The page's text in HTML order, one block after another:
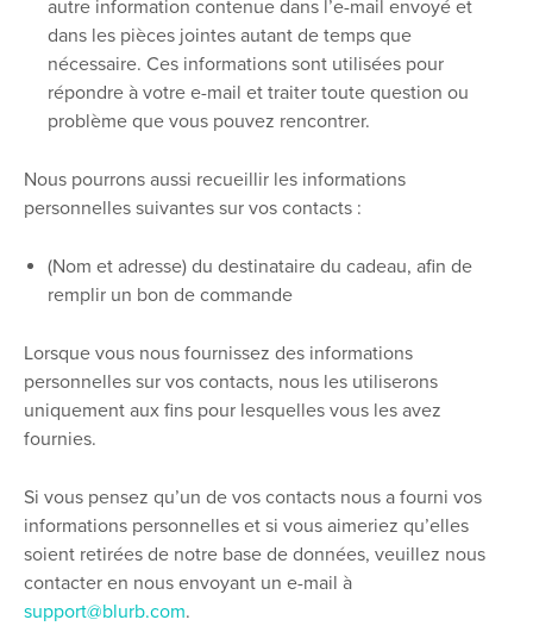
autre information contenue dans l’e-mail envoyé et
dans les pièces jointes autant de temps que
nécessaire. Ces informations sont utilisées pour
répondre à votre e-mail et traiter toute question ou
problème que vous pouvez rencontrer.
Nous pourrons aussi recueillir les informations
personnelles suivantes sur vos contacts :
(Nom et adresse) du destinataire du cadeau, afin de
remplir un bon de commande
Lorsque vous nous fournissez des informations
personnelles sur vos contacts, nous les utiliserons
uniquement aux fins pour lesquelles vous les avez
fournies.
Si vous pensez qu’un de vos contacts nous a fourni vos
informations personnelles et si vous aimeriez qu’elles
soient retirées de notre base de données, veuillez nous
contacter en nous envoyant un e-mail à
support@blurb.com.